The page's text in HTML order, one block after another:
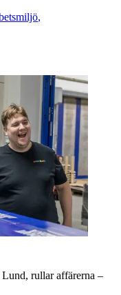
rullar affärerna –